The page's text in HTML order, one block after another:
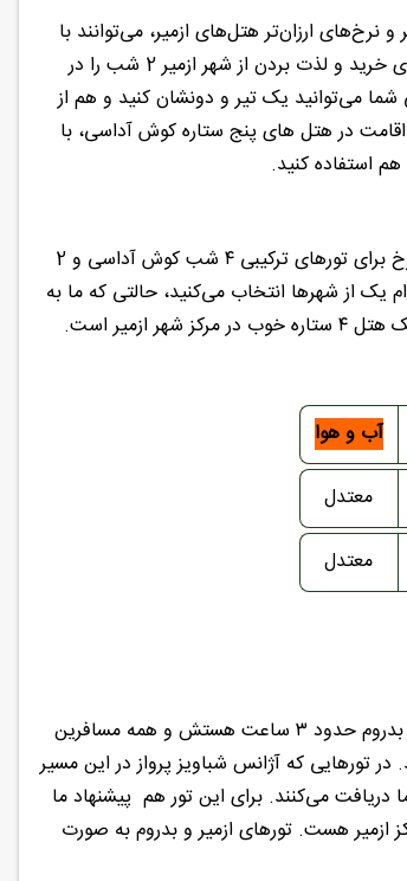
ارزان‌تر هتل‌های ازمیر، می‌توانند با
نرخ‌های خیلی مناسب از هتل‌های ۵ ستاره فوق‌العاده شهر کوش اداسی برای ۴ شب استفاده کنند. برای خرید و لذت بردن از شهر ازمیر 2 شب را در
ترکیبی شما می‌توانید یک تیر و دونشان کنید و هم از
در هتل های پنج ستاره کوش آداسی، با
بسته به انتخاب مسافر و فصل سفر خیلی متفاوت است. بهترین نرخ برای تورهای ترکیبی ۴ شب کوش آداسی و 2
از شهرها انتخاب می‌کنید، حالتی که ما به
مسافرها پیشنهاد می‌کنیم همیشه انتخاب یک هتل ۵ ستاره با کیفیت در شهر کوش آدسی و انتخاب یک هتل ۴ ستاره خوب در مرکز شهر ازمیر است.
آب و هوا
معتدل
معتدل
، یکی دیگر ازبهترین تورهای ترکیبی کشور ترکیه است. فاصله بین ازمیر تا شهر بدروم حدود ۳ ساعت هستش و همه مسافرین
تورهایی که آژانس شباویز پرواز در این مسیر
دریافت می‌کنند. برای این تور هم پیشنهاد ما
استفاده از هتل‌های ۴ ستاره تمیز و خوب در مرکز ازمیر هست. تورهای ازمیر و بدروم به صورت